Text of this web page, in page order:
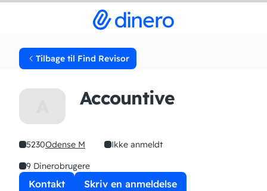
Tilbage til Find Revisor
Accountive
5230Odense M
Ikke anmeldt
9 Dinerobrugere
Kontakt Skriv en anmeldelse